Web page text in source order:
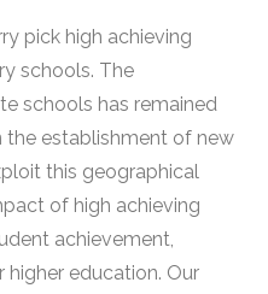
pick high achieving
schools. The
schools has remained
the establishment of new
this geographical
of high achieving
achievement,
higher education. Our